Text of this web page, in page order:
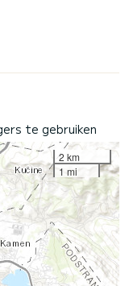
te gebruiken
2 km
1 mi